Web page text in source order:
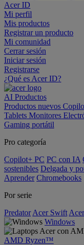
Acer ID
Mi perfil
Mis productos
Registrar un producto
Mi comunidad
Cerrar sesión
Iniciar sesión
Registrarse
¿Qué es Acer ID?
AI Productos
Productos nuevos
Tablets Monitores
Gaming portátil
Pro categoría
Copilot+ PC PC con IA
sostenibles Delgada y
Aprender Chromebooks
Por serie
Predator Acer Swift
Windows
AMD Ryzen™